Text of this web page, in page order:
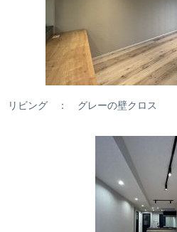
リビング ： グレーの壁クロス